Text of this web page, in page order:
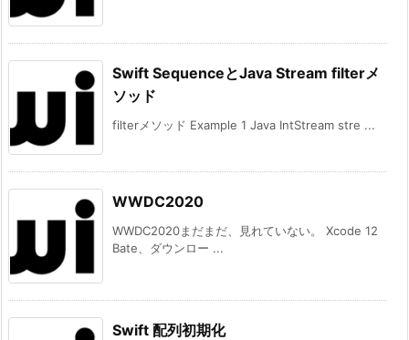
Swift SequenceとJava Stream filterメ
ソッド
filterメソッド Example 1 Java IntStream stre ...
WWDC2020
WWDC2020まだまだ、見れていない。 Xcode 12
Bate、ダウンロー ...
Swift 配列初期化